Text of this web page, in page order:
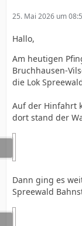
25. Mai 2026 um
Hallo,
Am heutigen
Bruchhausen-
die Lok
Auf der Hinfahrt
dort stand der
Dann ging es
Spreewald